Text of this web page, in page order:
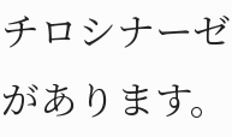
ロシナー
あります